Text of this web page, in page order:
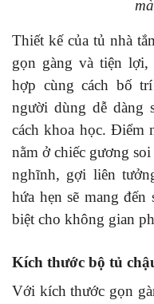
Thiết kế của tủ nhà
gọn gàng và tiện lợi,
hợp cùng cách bố
người dùng dễ dàng
cách khoa học. Điểm
nằm ở chiếc gương
nghĩnh, gợi liên
hứa hẹn sẽ mang
biệt cho không gian
Kích thước bộ tủ
Với kích thước gọn